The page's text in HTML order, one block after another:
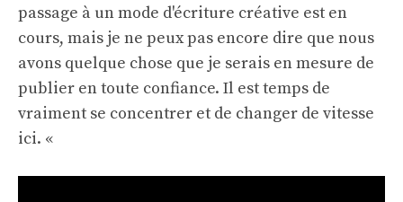
passage à un mode d'écriture créative est en
cours, mais je ne peux pas encore dire que nous
avons quelque chose que je serais en mesure de
publier en toute confiance. Il est temps de
vraiment se concentrer et de changer de vitesse
ici. «